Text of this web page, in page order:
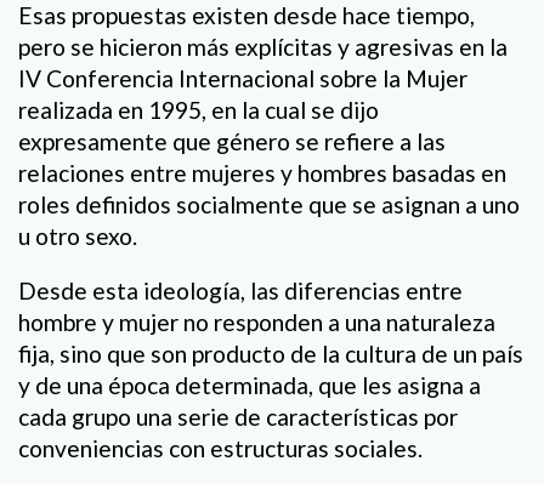
Esas propuestas existen desde hace tiempo,
pero se hicieron más explícitas y agresivas en la
IV Conferencia Internacional sobre la Mujer
realizada en 1995, en la cual se dijo
expresamente que género se refiere a las
relaciones entre mujeres y hombres basadas en
roles definidos socialmente que se asignan a uno
u otro sexo.
Desde esta ideología, las diferencias entre
hombre y mujer no responden a una naturaleza
fija, sino que son producto de la cultura de un país
y de una época determinada, que les asigna a
cada grupo una serie de características por
conveniencias con estructuras sociales.